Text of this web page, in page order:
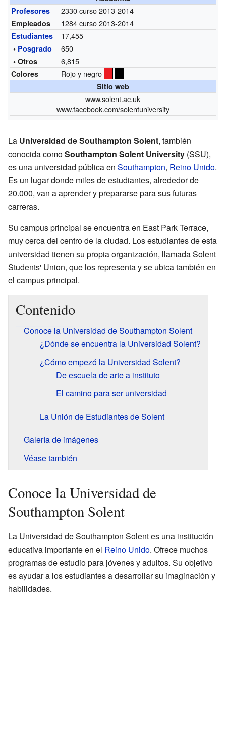
Profesores
2330curso 2013-2014
Empleados 1284curso 2013-2014
Estudiantes 17,455
• Posgrado 650
• Otros 6,815
Colores Rojo y negro
Sitio web
www.solent.ac.uk
www.facebook.com/solentuniversity
La Universidad de Southampton Solent, también
conocida comoSouthampton Solent University (SSU),
es una universidad pública en Southampton, Reino Unido.
Es un lugar donde miles de estudiantes, alrededor de
20.000, van a aprender y prepararse para sus futuras
carreras.
Su campus principal se encuentra en East Park Terrace,
muy cerca del centro de la ciudad. Los estudiantes de esta
universidad tienen su propia organización, llamada Solent
Students' Union, que los representa y se ubica también en
el campus principal.
Contenido
Conoce la Universidad de Southampton Solent
¿Dónde se encuentra la Universidad Solent?
¿Cómo empezó la Universidad Solent?
De escuela de arte a instituto
El camino para ser universidad
La Unión de Estudiantes de Solent
Galería de imágenes
Véase también
Conoce la Universidad de
Southampton Solent
La Universidad de Southampton Solent es una institución
educativa importante en el Reino Unido. Ofrece muchos
programas de estudio para jóvenes y adultos. Su objetivo
es ayudar a los estudiantes a desarrollar su imaginación y
habilidades.